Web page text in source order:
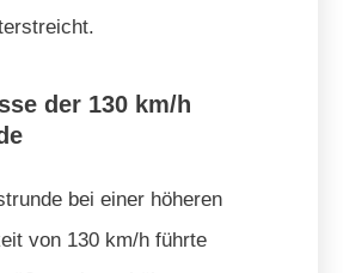
der 130 km/h
bei einer höheren
von 130 km/h führte